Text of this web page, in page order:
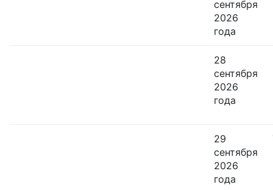
сентября
2026
года
28
сентября
2026
года
29
сентября
2026
года